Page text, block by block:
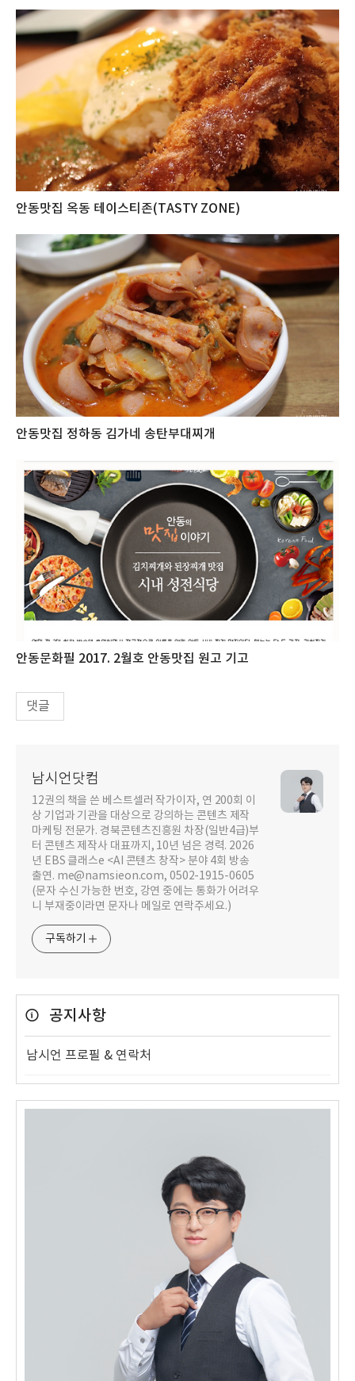
안동맛집 옥동 테이스티존(TASTY ZONE)
안동맛집 정하동 김가네 송탄부대찌개
안동문화필 2017. 2월호 안동맛집 원고 기고
댓글
남시언닷컴
12권의 책을 쓴 베스트셀러 작가이자, 연 200회 이
상 기업과 기관을 대상으로 강의하는 콘텐츠 제작
마케팅 전문가. 경북콘텐츠진흥원 차장(일반4급)부
터 콘텐츠 제작사 대표까지, 10년 넘은 경력. 2026
년 EBS 클래스e <AI 콘텐츠 창작> 분야 4회 방송
출연. me@namsieon.com, 0502-1915-0605
(문자 수신 가능한 번호, 강연 중에는 통화가 어려우
니 부재중이라면 문자나 메일로 연락주세요.)
구독하기
공지사항
남시언 프로필 & 연락처